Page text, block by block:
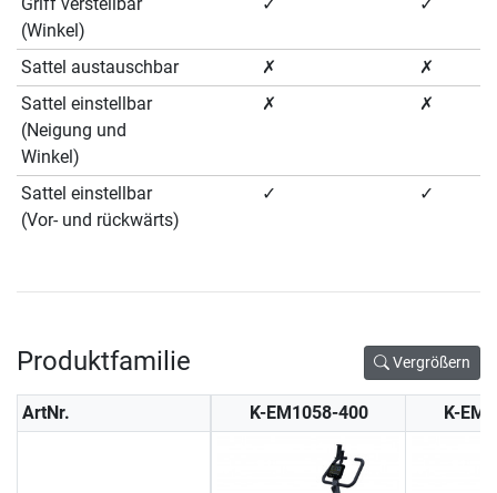
Griff verstellbar
(Winkel)
✓ ✓
Sattel austauschbar ✗
✗
Sattel einstellbar
(Neigung und
Winkel)
✗ ✗
Sattel einstellbar
(Vor- und rückwärts)
✓ ✓
Produktfamilie Vergrößern
ArtNr. K-EM1058-400 K-